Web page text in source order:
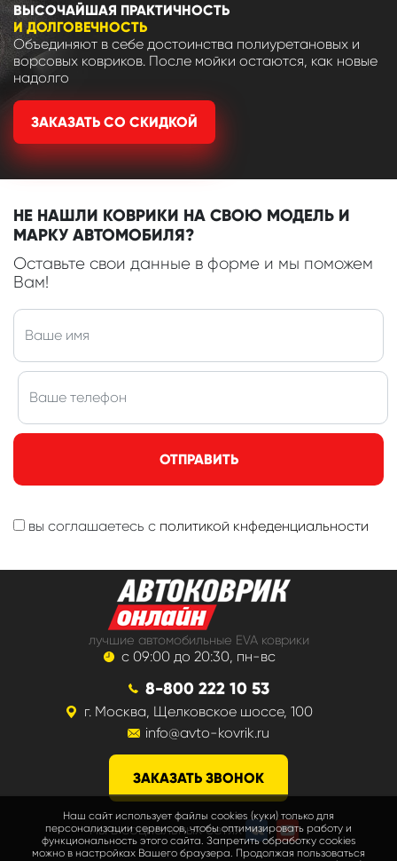
ВЫСОЧАЙШАЯ ПРАКТИЧНОСТЬ
И ДОЛГОВЕЧНОСТЬ
Объединяют в себе достоинства полиуретановых и
ворсовых ковриков. После мойки остаются, как новые
надолго
ЗАКАЗАТЬ СО СКИДКОЙ
НЕ НАШЛИ КОВРИКИ НА СВОЮ МОДЕЛЬ И
МАРКУ АВТОМОБИЛЯ?
Оставьте свои данные в форме и мы поможем
Вам!
ОТПРАВИТЬ
вы соглашаетесь с политикой кнфеденциальности
лучшие автомобильные EVA коврики
с 09:00 до 20:30, пн-вс
8-800 222 10 53
г. Москва, Щелковское шоссе, 100
info@avto-kovrik.ru
ЗАКАЗАТЬ ЗВОНОК
мы в социальных сетях
Наш сайт использует файлы cookies (куки) только для
персонализации сервисов, чтобы оптимизировать работу и
функциональность этого сайта. Запретить обработку cookies
можно в настройках Вашего браузера. Продолжая пользоваться